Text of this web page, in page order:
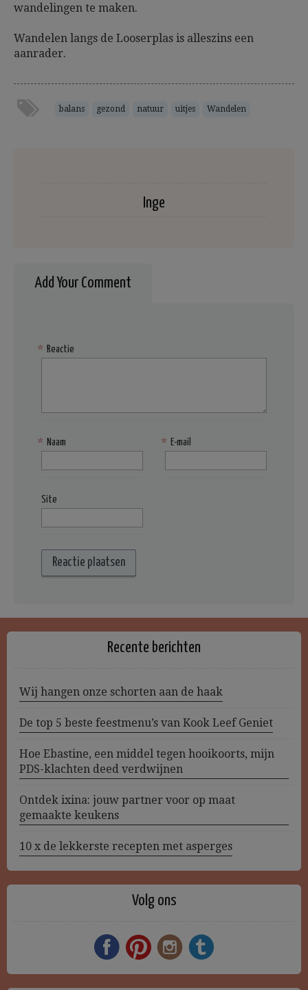
wandelingen te maken.
Wandelen langs de Looserplas is alleszins een
aanrader.
balans gezond natuur uitjes Wandelen
Inge
Add Your Comment
Reactie
*
Naam
* E-mail
*
Site
Recente berichten
Wij hangen onze schorten aan de haak
De top 5 beste feestmenu’s van Kook Leef Geniet
Hoe Ebastine, een middel tegen hooikoorts, mijn
PDS-klachten deed verdwijnen
Ontdek ixina: jouw partner voor op maat
gemaakte keukens
10 x de lekkerste recepten met asperges
Volg ons